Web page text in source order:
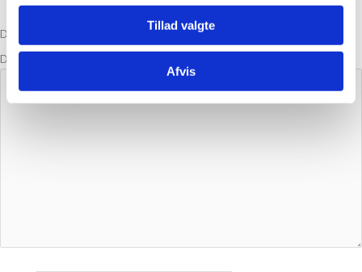
Tillad valgte
Afvis
Din bedømmelse
Din anmeldelse